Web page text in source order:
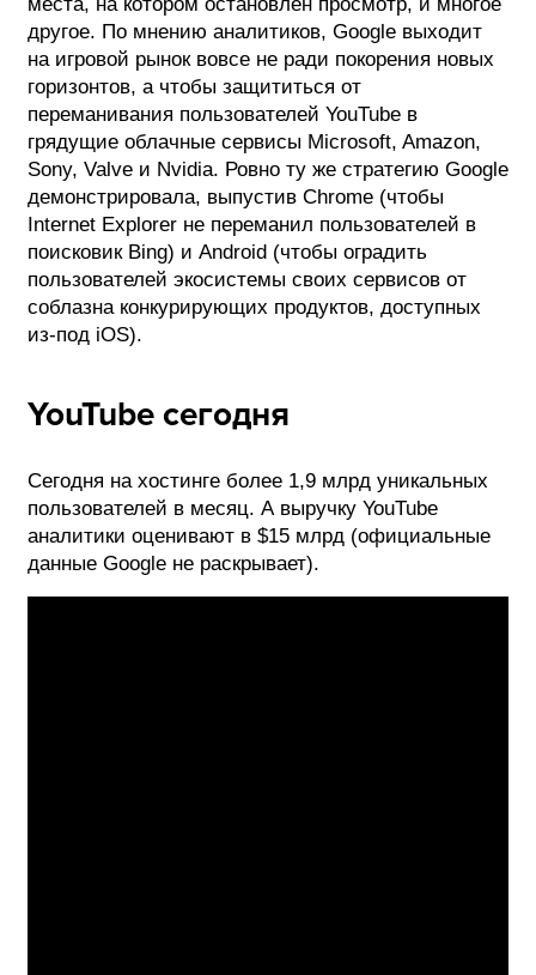
другое. По мнению аналитиков, Google выходит
на игровой рынок вовсе не ради покорения новых
горизонтов, а чтобы защититься от
переманивания пользователей YouTube в
грядущие облачные сервисы Microsoft, Amazon,
Sony, Valve и Nvidia. Ровно ту же стратегию Google
демонстрировала, выпустив Chrome (чтобы
Internet Explorer не переманил пользователей в
поисковик Bing) и Android (чтобы оградить
пользователей экосистемы своих сервисов от
соблазна конкурирующих продуктов, доступных
из-под iOS).
YouTube сегодня
Сегодня на хостинге более 1,9 млрд уникальных
пользователей в месяц. А выручку YouTube
аналитики оценивают в $15 млрд (официальные
данные Google не раскрывает).